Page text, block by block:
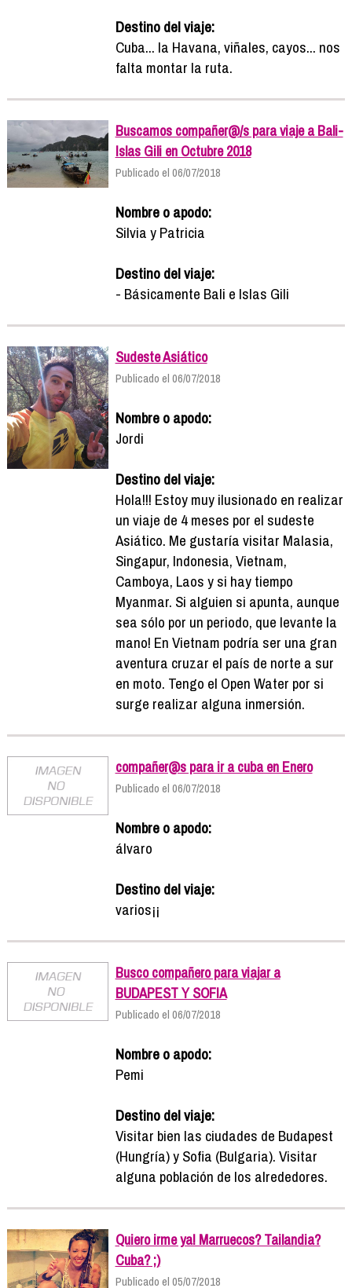
Destino del viaje:
Cuba... la Havana, viñales, cayos... nos
falta montar la ruta.
Buscamos compañer@/s para viaje a Bali-
Islas Gili en Octubre 2018
Publicado el 06/07/2018
Nombre o apodo:
Silvia y Patricia
Destino del viaje:
- Básicamente Bali e Islas Gili
Sudeste Asiático
Publicado el 06/07/2018
Nombre o apodo:
Jordi
Destino del viaje:
Hola!!! Estoy muy ilusionado en realizar
un viaje de 4 meses por el sudeste
Asiático. Me gustaría visitar Malasia,
Singapur, Indonesia, Vietnam,
Camboya, Laos y si hay tiempo
Myanmar. Si alguien si apunta, aunque
sea sólo por un periodo, que levante la
mano! En Vietnam podría ser una gran
aventura cruzar el país de norte a sur
en moto. Tengo el Open Water por si
surge realizar alguna inmersión.
compañer@s para ir a cuba en Enero
Publicado el 06/07/2018
Nombre o apodo:
álvaro
Destino del viaje:
varios¡¡
Busco compañero para viajar a
BUDAPEST Y SOFIA
Publicado el 06/07/2018
Nombre o apodo:
Pemi
Destino del viaje:
Visitar bien las ciudades de Budapest
(Hungría) y Sofia (Bulgaria). Visitar
alguna población de los alrededores.
Quiero irme ya! Marruecos? Tailandia?
Cuba? ;)
Publicado el 05/07/2018